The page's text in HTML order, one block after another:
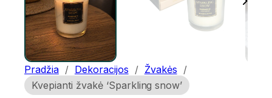
Pradžia / Dekoracijos / Žvakės /
Kvepianti žvakė ‘Sparkling snow’